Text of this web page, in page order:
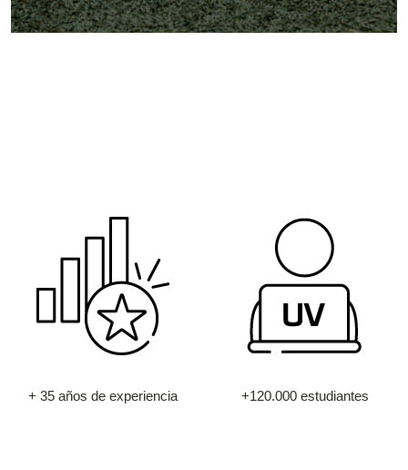
+ 35 años de experiencia +120.000 estudiantes